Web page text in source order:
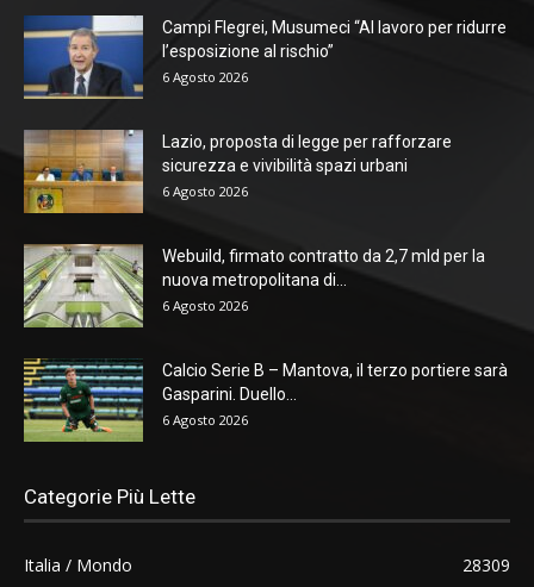
Campi Flegrei, Musumeci “Al lavoro per ridurre
l’esposizione al rischio”
6 Agosto 2026
Lazio, proposta di legge per rafforzare
sicurezza e vivibilità spazi urbani
6 Agosto 2026
Webuild, firmato contratto da 2,7 mld per la
nuova metropolitana di...
6 Agosto 2026
Calcio Serie B – Mantova, il terzo portiere sarà
Gasparini. Duello...
6 Agosto 2026
Categorie Più Lette
Italia / Mondo
28309